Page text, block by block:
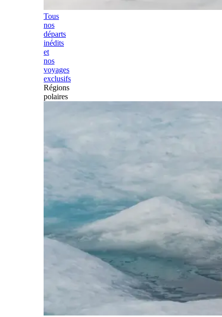
Tous
nos
départs
inédits
et
nos
voyages
exclusifs
Régions
polaires